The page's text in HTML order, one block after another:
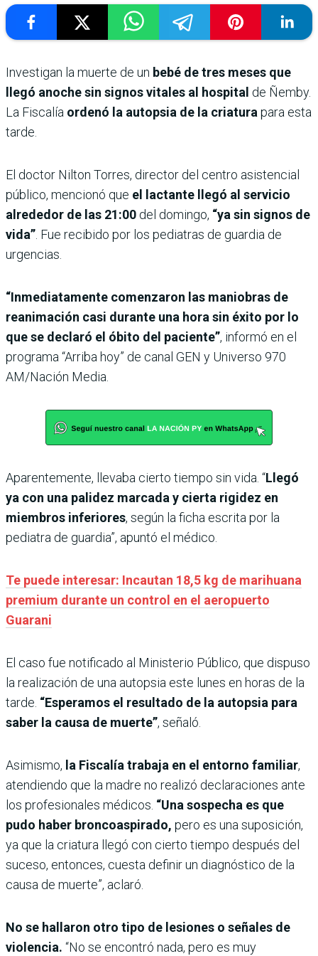
Investigan la muerte de un bebé de tres meses que
llegó anoche sin signos vitales al hospital de Ñemby.
La Fiscalía ordenó la autopsia de la criaturapara esta
tarde.
El doctor Nilton Torres, director del centro asistencial
público, mencionó que el lactante llegó al servicio
alrededor de las 21:00 del domingo, “ya sin signos de
vida”. Fue recibido por los pediatras de guardia de
urgencias.
“Inmediatamente comenzaron las maniobras de
reanimación casi durante una hora sin éxito por lo
que se declaró el óbito del paciente”, informó en el
programa “Arriba hoy” de canal GEN y Universo 970
AM/Nación Media.
Aparentemente, llevaba cierto tiempo sin vida. “Llegó
ya con una palidez marcada y cierta rigidez en
miembros inferiores, según la ficha escrita por la
pediatra de guardia”, apuntó el médico.
Te puede interesar: Incautan 18,5 kg de marihuana
premium durante un control en el aeropuerto
Guarani
El caso fue notificado al Ministerio Público, que dispuso
la realización de una autopsia este lunes en horas de la
tarde. “Esperamos el resultado de la autopsia para
saber la causa de muerte”, señaló.
Asimismo, la Fiscalía trabaja en el entorno familiar,
atendiendo que la madre no realizó declaraciones ante
los profesionales médicos. “Una sospecha es que
pudo haber broncoaspirado, pero es una suposición,
ya que la criatura llegó con cierto tiempo después del
suceso, entonces, cuesta definir un diagnóstico de la
causa de muerte”, aclaró.
No se hallaron otro tipo de lesiones o señales de
violencia. “No se encontró nada, pero es muy